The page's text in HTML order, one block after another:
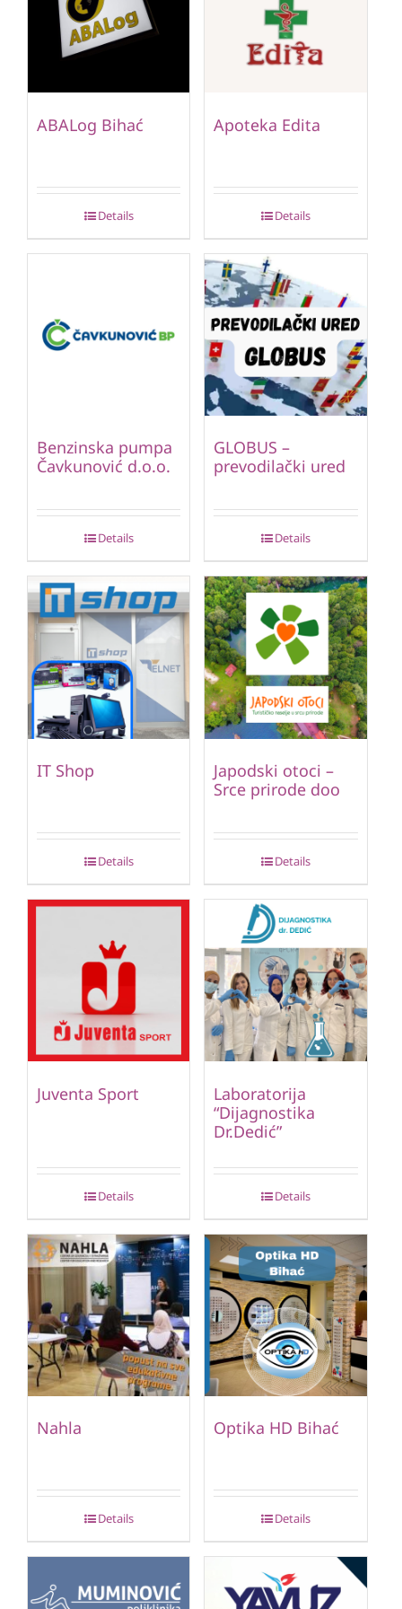
ABALog Bihać
Details
Apoteka Edita
Details
Benzinska pumpa
Čavkunović d.o.o.
Details
GLOBUS –
prevodilački ured
Details
IT Shop
Details
Japodski otoci –
Srce prirode doo
Details
Juventa Sport
Details
Laboratorija
“Dijagnostika
Dr.Dedić”
Details
Nahla
Details
Optika HD Bihać
Details